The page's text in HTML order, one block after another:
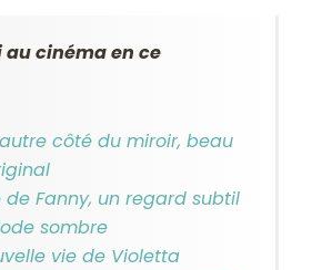
au cinéma en ce
côté du miroir, beau
de Fanny, un regard subtil
sombre
vie de Violetta